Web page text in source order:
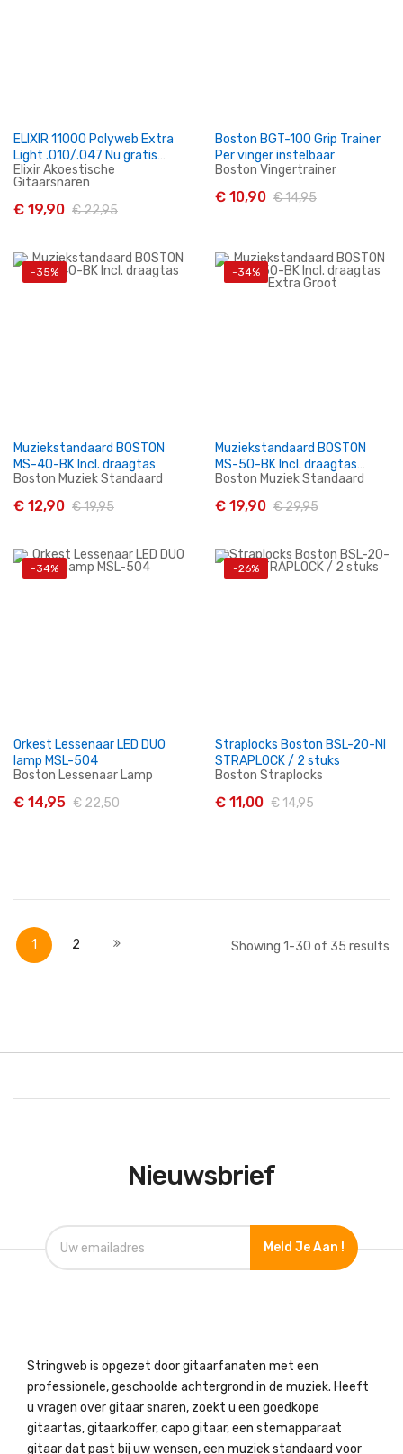
In Winkelwagen
ELIXIR 11000 Polyweb Extra
Light .010/.047 Nu gratis
Snaarwinder!
Elixir Akoestische
Gitaarsnaren
€ 19,90 € 22,95
In Winkelwagen
Boston BGT-100 Grip Trainer
Per vinger instelbaar
Boston Vingertrainer
€ 10,90 € 14,95
-35%
In Winkelwagen
Muziekstandaard BOSTON
MS-40-BK Incl. draagtas
Boston Muziek Standaard
€ 12,90 € 19,95
-34%
In Winkelwagen
Muziekstandaard BOSTON
MS-50-BK Incl. draagtas
Extra Groot
Boston Muziek Standaard
€ 19,90 € 29,95
-34%
Orkest Lessenaar LED DUO
lamp MSL-504
Boston Lessenaar Lamp
€ 14,95 € 22,50
-26%
Straplocks Boston BSL-20-NI
STRAPLOCK / 2 stuks
Boston Straplocks
€ 11,00 € 14,95
Pagina
U lees momenteel pagina
1 2 Volgende Showing 1-30 of 35 results
Nieuwsbrief
Meld Je Aan !
Stringweb is opgezet door gitaarfanaten met een
professionele, geschoolde achtergrond in de muziek. Heeft
u vragen over gitaar snaren, zoekt u een goedkope
gitaartas, gitaarkoffer, capo gitaar, een stemapparaat
gitaar dat past bij uw wensen, een muziek standaard voor